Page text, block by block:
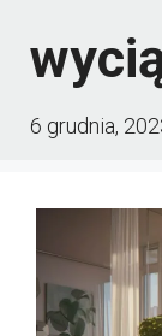
6 grudnia,